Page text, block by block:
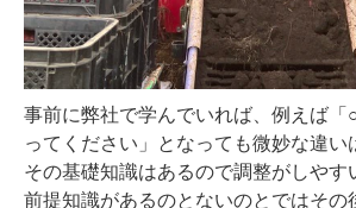
事前に弊社で学んでいれば、例えば
ってください」となっても微妙な違い
その基礎知識はあるので調整がしやす
前提知識があるのとないのとではその